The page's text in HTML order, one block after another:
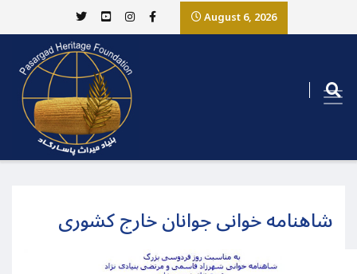
August 6, 2026
شاهنامه خوانی جوانان خارج کشوری